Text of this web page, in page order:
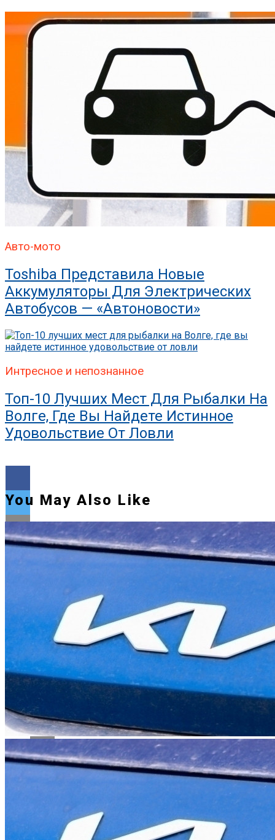
Авто-мото
Toshiba Представила Новые
Аккумуляторы Для Электрических
Автобусов — «Автоновости»
Интресное и непознанное
Топ-10 Лучших Мест Для Рыбалки На
Волге, Где Вы Найдете Истинное
Удовольствие От Ловли
Flipboard
Pinterest
Whatsapp
Email
You May Also Like